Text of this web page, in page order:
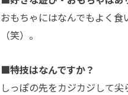
おもちゃにはなんでもよく
（笑）。
■特技はなんですか？
しっぽの先をカジカジして尖